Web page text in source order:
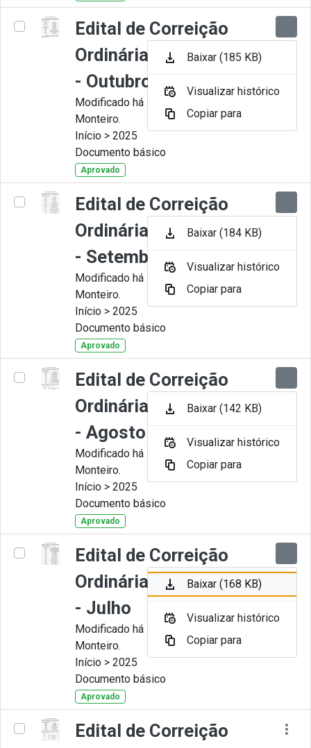
Edital de Correição
Ordinária nº 010-2025
- Outubro
Modificado há 11 Meses por Juliana
Monteiro.
Início > 2025
Documento básico
Aprovado
Edital de Correição
Ordinária nº 009-2025
- Setembro
Modificado há 11 Meses por Juliana
Monteiro.
Início > 2025
Documento básico
Aprovado
Edital de Correição
Ordinária nº 008-2025
- Agosto
Modificado há 11 Meses por Juliana
Monteiro.
Início > 2025
Documento básico
Aprovado
Edital de Correição
Ordinária nº 007-2025
- Julho
Modificado há 11 Meses por Juliana
Monteiro.
Início > 2025
Documento básico
Aprovado
Edital de Correição
Baixar (185 KB)
Visualizar histórico
Copiar para
Baixar (184 KB)
Visualizar histórico
Copiar para
Baixar (142 KB)
Visualizar histórico
Copiar para
Baixar (168 KB)
Visualizar histórico
Copiar para